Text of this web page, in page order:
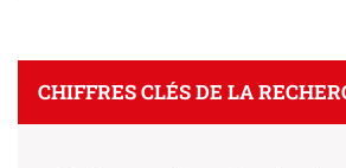
CHIFFRES CLÉS DE LA